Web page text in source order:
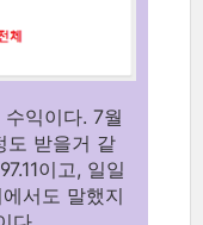
익이다. 7월
도 받을거 같
이고, 일일
서도 말했지